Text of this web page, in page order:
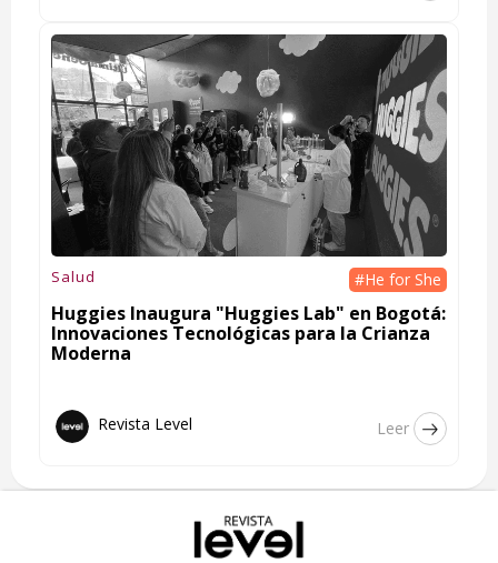
Salud #He for She
Huggies Inaugura "Huggies Lab" en Bogotá:
Innovaciones Tecnológicas para la Crianza
Moderna
Revista Level Leer